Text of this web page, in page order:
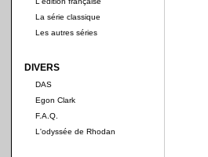
La série classique
Les autres séries
DIVERS
DAS
Egon Clark
F.A.Q.
L'odyssée de Rhodan